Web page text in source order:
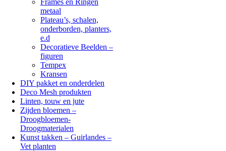
Frames en Ringen
metaal
Plateau’s, schalen,
onderborden, planters,
e.d
Decoratieve Beelden –
figuren
Tempex
Kransen
DIY pakket en onderdelen
Deco Mesh produkten
Linten, touw en jute
Zijden bloemen –
Droogbloemen-
Droogmaterialen
Kunst takken – Guirlandes –
Vet planten